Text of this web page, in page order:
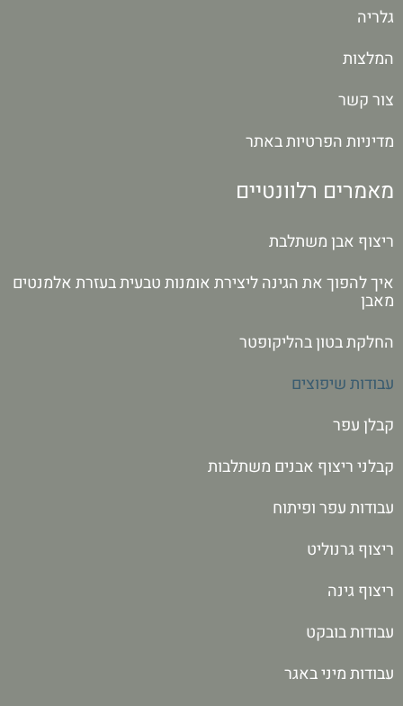
גלריה
המלצות
צור קשר
מדיניות הפרטיות באתר
מאמרים רלוונטיים
ריצוף אבן משתלבת
איך להפוך את הגינה ליצירת אומנות טבעית בעזרת אלמנטים
מאבן
החלקת בטון בהליקופטר
עבודות שיפוצים
קבלן עפר
קבלני ריצוף אבנים משתלבות
עבודות עפר ופיתוח
ריצוף גרנוליט
ריצוף גינה
עבודות בובקט
עבודות מיני באגר